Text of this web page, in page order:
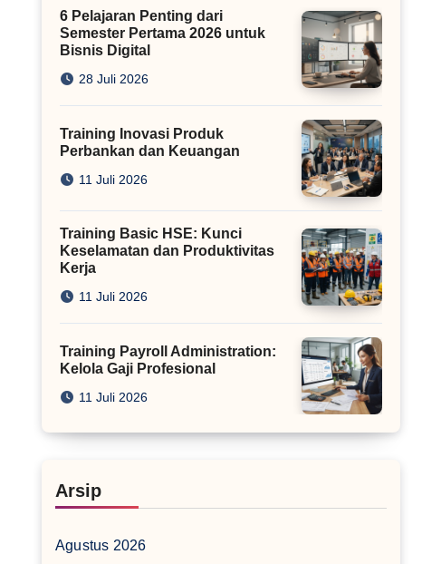
6 Pelajaran Penting dari
Semester Pertama 2026 untuk
Bisnis Digital
28 Juli 2026
Training Inovasi Produk
Perbankan dan Keuangan
11 Juli 2026
Training Basic HSE: Kunci
Keselamatan dan Produktivitas
Kerja
11 Juli 2026
Training Payroll Administration:
Kelola Gaji Profesional
11 Juli 2026
Arsip
Agustus 2026